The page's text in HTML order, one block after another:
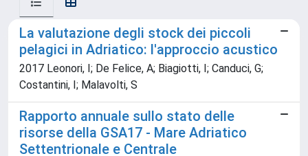
La valutazione degli stock dei piccoli
pelagici in Adriatico: l'approccio acustico
2017 Leonori, I; De Felice, A; Biagiotti, I; Canduci, G;
Costantini, I; Malavolti, S
Rapporto annuale sullo stato delle
risorse della GSA17 - Mare Adriatico
Settentrionale e Centrale